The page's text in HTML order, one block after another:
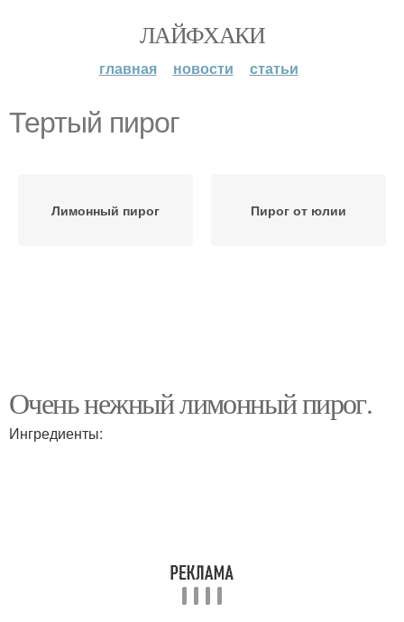
ЛАЙФХАКИ
главная новости статьи
Тертый пирог
Лимонный пирог Пирог от юлии
Очень нежный лимонный пирог.
Ингредиенты: